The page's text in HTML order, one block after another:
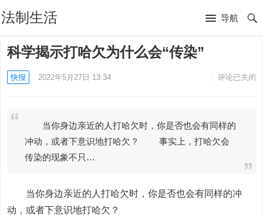
法制生活 导航
科学揭示打哈欠为什么会“传染”
快报 2022年5月27日 13:34 评论已关闭
当你身边亲近的人打哈欠时，你是否也会有同样的
冲动，或者下意识地打哈欠？ 事实上，打哈欠会
传染的现象不只…
当你身边亲近的人打哈欠时，你是否也会有同样的冲
动，或者下意识地打哈欠？